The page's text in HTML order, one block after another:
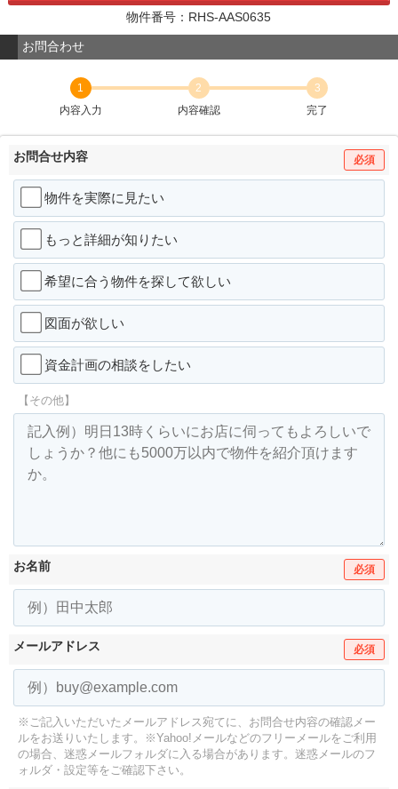
物件番号：RHS-AAS0635
お問合わせ
1
内容入力
2
内容確認
3
完了
お問合せ内容 必須
物件を実際に見たい
もっと詳細が知りたい
希望に合う物件を探して欲しい
図面が欲しい
資金計画の相談をしたい
【その他】
お名前 必須
メールアドレス 必須
※ご記入いただいたメールアドレス宛てに、お問合せ内容の確認メー
ルをお送りいたします。
※Yahoo!メールなどのフリーメールをご利用
の場合、迷惑メールフォルダに入る場合があります。 迷惑メールのフ
ォルダ・設定等をご確認下さい。